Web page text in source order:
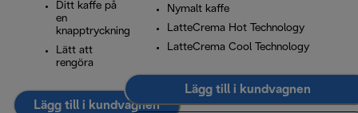
Ditt kaffe på
en
knapptryckning
Lätt att
rengöra
Lägg till i kundvagnen
Nymalt kaffe
LatteCrema Hot Technology
LatteCrema Cool Technology
Lägg till i kundvagnen